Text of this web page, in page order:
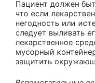
Пациент должен
что если
негодность или
следует выливать
лекарственное
мусорный
защитить